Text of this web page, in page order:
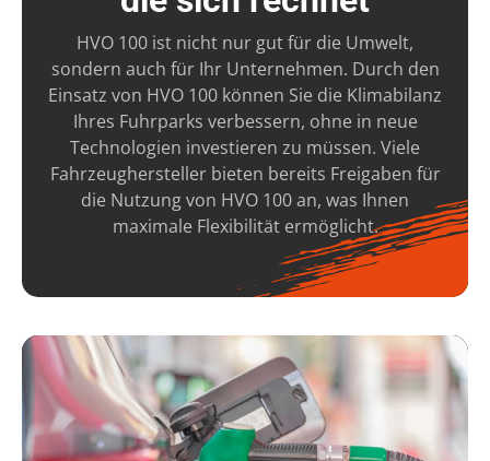
HVO 100 ist nicht nur gut für die Umwelt,
sondern auch für Ihr Unternehmen. Durch den
Einsatz von HVO 100 können Sie die Klimabilanz
Ihres Fuhrparks verbessern, ohne in neue
Technologien investieren zu müssen. Viele
Fahrzeughersteller bieten bereits Freigaben für
die Nutzung von HVO 100 an, was Ihnen
maximale Flexibilität ermöglicht.